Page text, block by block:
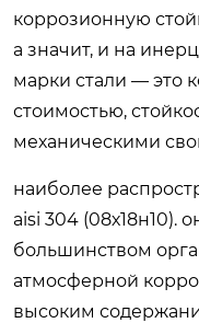
коррозионную
а значит, и на
марки стали — это
стоимостью,
механическими
наиболее
aisi 304 (08х18н10).
большинством
атмосферной
высоким